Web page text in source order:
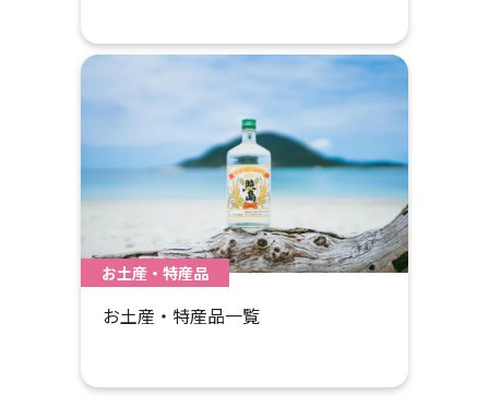
お土産・特産品
お土産・特産品一覧